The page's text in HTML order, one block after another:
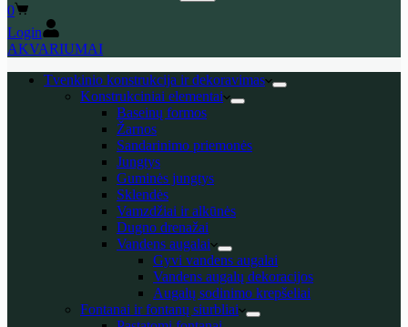
No
results
Shopping
cart
0
Login
AKVARIUMAI
Tvenkinio konstrukcija ir dekoravimas
Konstrukciniai elementai
Baseinų formos
Žarnos
Sandarinimo priemonės
Jungtys
Guminės jungtys
Sklendės
Vamzdžiai ir alkūnės
Dugno drenažai
Vandens augalai
Gyvi vandens augalai
Vandens augalų dekoracijos
Augalų sodinimo krepšeliai
Fontanai ir fontanų siurbliai